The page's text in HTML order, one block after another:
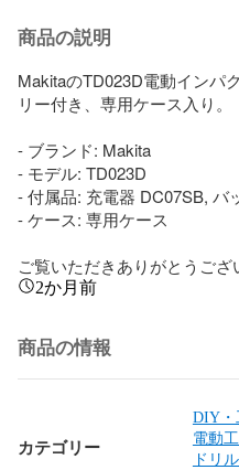
商品の説明
MakitaのTD023D電動インパ
リー付き、専用ケース入り。
- ブランド: Makita
- モデル: TD023D
- 付属品: 充電器 DC07SB, バ
- ケース: 専用ケース
ご覧いただきありがとうござ
2か月前
商品の情報
カテゴリー
DIY・
電動
ドリ